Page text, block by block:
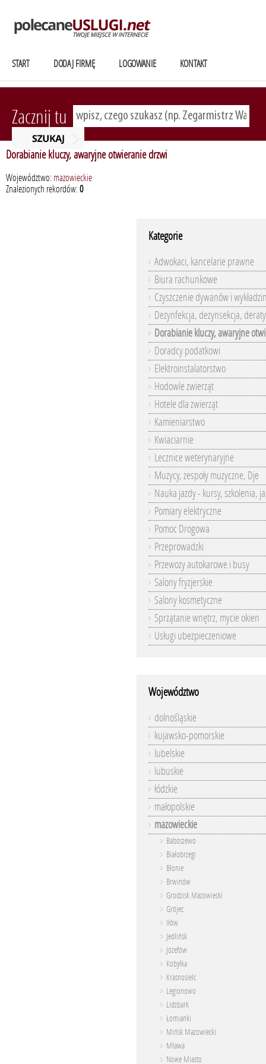
START DODAJ FIRMĘ LOGOWANIE KONTAKT
Zacznij tu
Dorabianie kluczy, awaryjne otwieranie drzwi
Województwo: mazowieckie
Znalezionych rekordów:0
Kategorie
Adwokaci, kancelarie prawne
Biura rachunkowe
Czyszczenie dywanów i
Dezynfekcja, dezynsekcja,
Dorabianie kluczy, awaryjne
Doradcy podatkowi
Elektroinstalatorstwo
Hodowle zwierząt
Hotele dla zwierząt
Kamieniarstwo
Kwiaciarnie
Lecznice weterynaryjne
Muzycy, zespoły muzyczne, Dje
Nauka jazdy - kursy, szkolenia,
Pomiary elektryczne
Pomoc Drogowa
Przeprowadzki
Przewozy autokarowe i busy
Salony fryzjerskie
Salony kosmetyczne
Sprzątanie wnętrz, mycie okien
Usługi ubezpieczeniowe
Województwo
dolnośląskie
kujawsko-pomorskie
lubelskie
lubuskie
łódzkie
małopolskie
mazowieckie
Baboszewo
Białobrzegi
Błonie
Brwinów
Grodzisk Mazowiecki
Grójec
Iłów
Jedlińsk
Józefów
Kobyłka
Krasnosielc
Legionowo
Lidzbark
Łomianki
Mińsk Mazowiecki
Mława
Nowe Miasto